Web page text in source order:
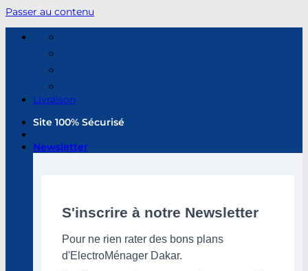
Passer au contenu
Livraison
Site 100% Sécurisé
Newsletter
S'inscrire à notre Newsletter
Pour ne rien rater des bons plans
d'ElectroMénager Dakar.